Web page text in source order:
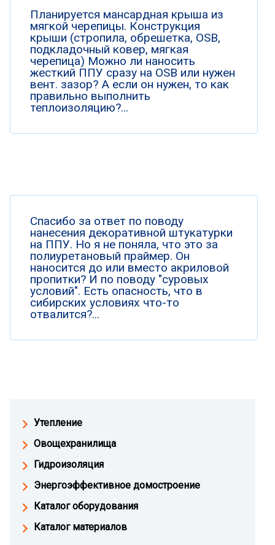
Планируется мансардная крыша из
мягкой черепицы. Конструкция
крыши (стропила, обрешетка, OSB,
подкладочный ковер, мягкая
черепица) Можно ли наносить
жесткий ППУ сразу на OSB или нужен
вент. зазор? А если он нужен, то как
правильно выполнить
теплоизоляцию?...
Спасибо за ответ по поводу
нанесения декоративной штукатурки
на ППУ. Но я не поняла, что это за
полиуретановый праймер. Он
наносится до или вместо акриловой
пропитки? И по поводу "суровых
условий". Есть опасность, что в
сибирских условиях что-то
отвалится?...
Утепление
Овощехранилища
Гидроизоляция
Энергоэффективное домостроение
Каталог оборудования
Каталог материалов